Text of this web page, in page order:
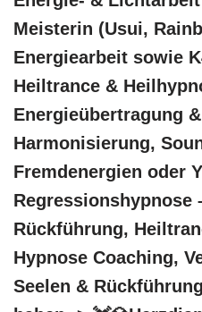
Meisterin (Usui,
Energiearbeit sowie
Heiltrance &
Energieübertragung
Harmonisierung,
Fremdenergien oder
Regressionshypnose
Rückführung,
Hypnose Coaching,
Seelen &